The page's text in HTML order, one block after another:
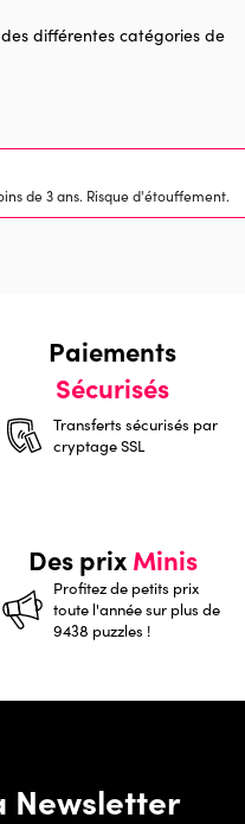
différentes catégories de
de 3 ans. Risque d'étouffement.
Paiements
Sécurisés
Transferts sécurisés par
cryptage SSL
Des prixMinis
Profitez de petits prix
toute l'année sur plus de
9438 puzzles !
Newsletter